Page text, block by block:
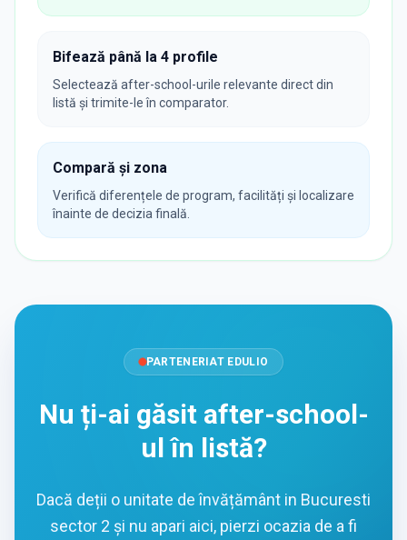
Bifează până la 4 profile
Selectează after-school-urile relevante direct din
listă și trimite-le în comparator.
Compară și zona
Verifică diferențele de program, facilități și localizare
înainte de decizia finală.
PARTENERIAT EDULIO
Nu ți-ai găsit after-school-
ul în listă?
Dacă deții o unitate de învățământ in Bucuresti
sector 2 și nu apari aici, pierzi ocazia de a fi